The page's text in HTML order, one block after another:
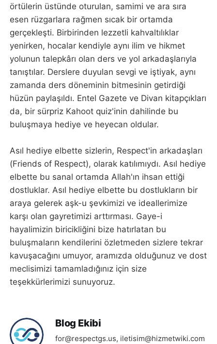
örtülerin üstünde oturulan, samimi ve ara sıra
esen rüzgarlara rağmen sıcak bir ortamda
gerçekleşti. Birbirinden lezzetli kahvaltılıklar
yenirken, hocalar kendiyle aynı ilim ve hikmet
yolunun talepkârı olan ders ve yol arkadaşlarıyla
tanıştılar. Derslere duyulan sevgi ve iştiyak, aynı
zamanda ders döneminin bitmesinin getirdiği
hüzün paylaşıldı. Entel Gazete ve Divan kitapçıkları
da, bir sürpriz Kahoot quiz'inin dahilinde bu
buluşmaya hediye ve heyecan oldular.
Asıl hediye elbette sizlerin, Respect'in arkadaşları
(Friends of Respect), olarak katılımıydı. Asıl hediye
elbette bu sanal ortamda Allah'ın ihsan ettiği
dostluklar. Asıl hediye elbette bu dostlukların bir
araya gelerek aşk-u şevkimizi ve ideallerimize
karşı olan gayretimizi arttırması. Gaye-i
hayalimizin biricikliğini bize hatırlatan bu
buluşmaların kendilerini özletmeden sizlere tekrar
kavuşacağını umuyor, aramızda olduğunuz ve dost
meclisimizi tamamladığınız için size
teşekkürlerimizi sunuyoruz.
Blog Ekibi
for@respectgs.us, iletisim@hizmetwiki.com